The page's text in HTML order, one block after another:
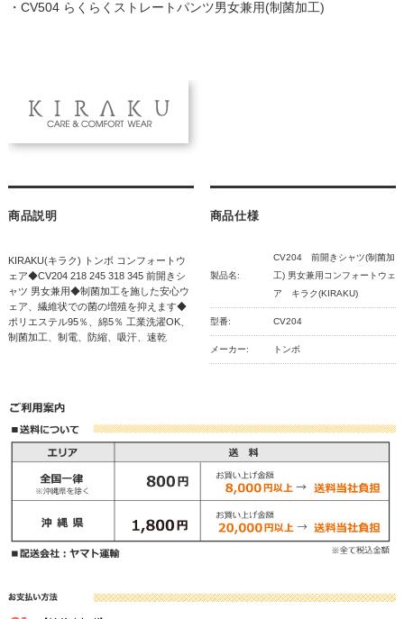
・ CV504 らくらくストレートパンツ男女兼用(制菌加工)
商品説明
KIRAKU(キラク) トンボ コンフォートウ
ェア◆CV204 218 245 318 345 前開きシ
ャツ 男女兼用◆制菌加工を施した安心ウ
ェア、繊維状での菌の増殖を抑えます◆
ポリエステル95％、綿5％ 工業洗濯OK、
制菌加工、制電、防縮、吸汗、速乾
商品仕様
製品名:
CV204 前開きシャツ(制菌加
工) 男女兼用コンフォートウェ
ア キラク(KIRAKU)
型番: CV204
メーカー: トンボ